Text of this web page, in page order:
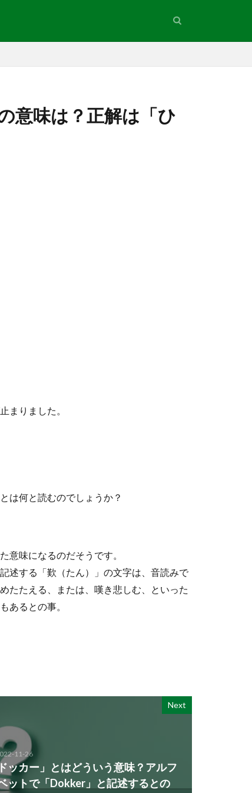
意味は？正解は「ひ
まりました。
は何と読むのでしょうか？
意味になるのだそうです。
述する「歎（たん）」の文字は、音読みで
たたえる、または、嘆き悲しむ、といった
あるとの事。
Next
11-26
ドッカー」とはどういう意味？アルフ
ットで「Dokker」と記述するとの